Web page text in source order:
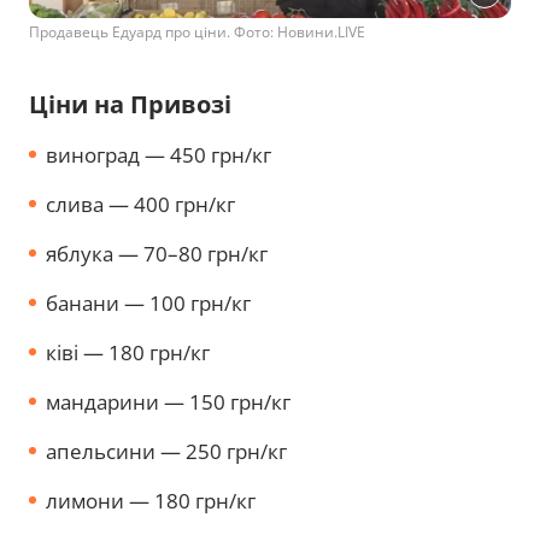
Продавець Едуард про ціни. Фото: Новини.LIVE
Ціни на Привозі
виноград — 450 грн/кг
слива — 400 грн/кг
яблука — 70–80 грн/кг
банани — 100 грн/кг
ківі — 180 грн/кг
мандарини — 150 грн/кг
апельсини — 250 грн/кг
лимони — 180 грн/кг